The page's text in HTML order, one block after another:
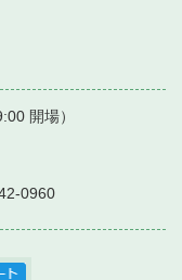
開場）
0960